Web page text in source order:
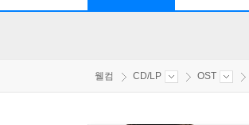
웰컴 CD/LP OST